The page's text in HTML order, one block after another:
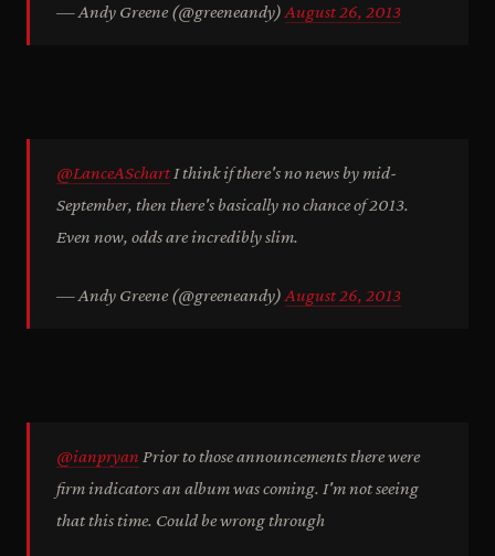
— Andy Greene (@greeneandy)August 26, 2013
@LanceASchartI think if there's no news by mid-
September, then there's basically no chance of 2013.
Even now, odds are incredibly slim.
— Andy Greene (@greeneandy)August 26, 2013
@ianpryan Prior to those announcements there were
firm indicators an album was coming. I'm not seeing
that this time. Could be wrong through